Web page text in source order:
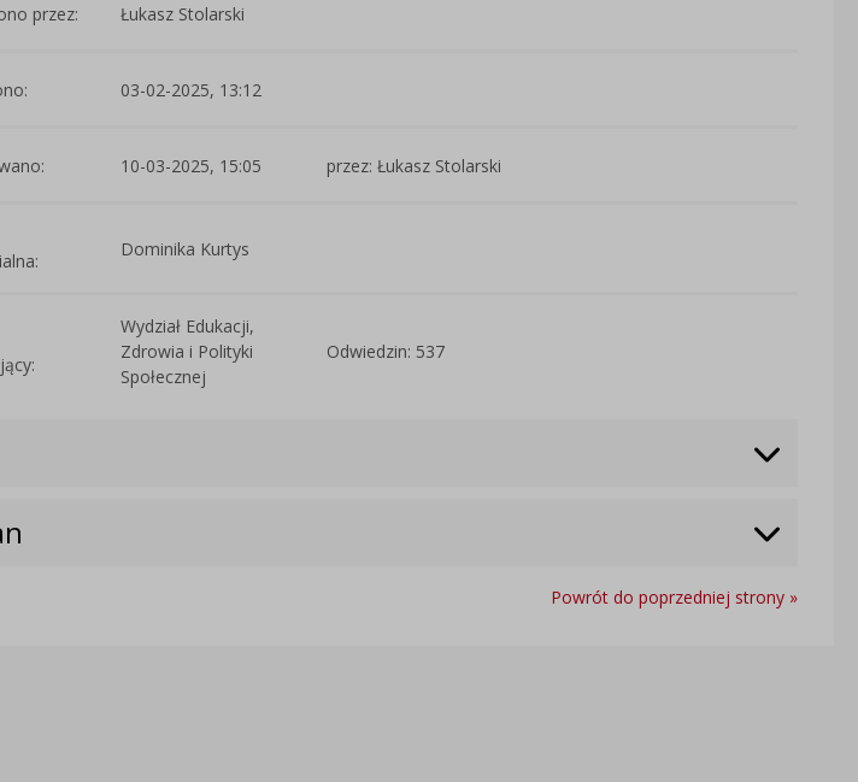
przez: Łukasz Stolarski
03-02-2025, 13:12
10-03-2025, 15:05 przez: Łukasz Stolarski
Dominika Kurtys
Wydział Edukacji,
Zdrowia i Polityki
Społecznej
Odwiedzin: 537
Powrót do poprzedniej strony »